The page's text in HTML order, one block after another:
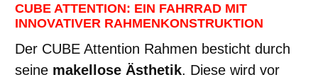
CUBE ATTENTION: EIN FAHRRAD MIT
INNOVATIVER RAHMENKONSTRUKTION
Der CUBE Attention Rahmen besticht durch
seine makellose Ästhetik. Diese wird vor